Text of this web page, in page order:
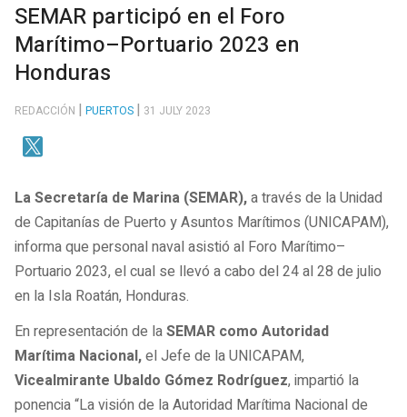
SEMAR participó en el Foro
Marítimo–Portuario 2023 en
Honduras
REDACCIÓN PUERTOS 31 JULY 2023
La Secretaría de Marina (SEMAR),a través de la Unidad
de Capitanías de Puerto y Asuntos Marítimos (UNICAPAM),
informa que personal naval asistió al Foro Marítimo–
Portuario 2023, el cual se llevó a cabo del 24 al 28 de julio
en la Isla Roatán, Honduras.
En representación de laSEMAR como Autoridad
Marítima Nacional,el Jefe de la UNICAPAM,
Vicealmirante Ubaldo Gómez Rodríguez, impartió la
ponencia “La visión de la Autoridad Marítima Nacional de